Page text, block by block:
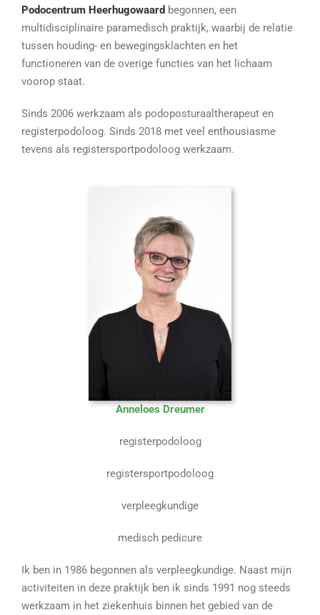
Podocentrum Heerhugowaard begonnen, een
multidisciplinaire paramedisch praktijk, waarbij de relatie
tussen houding- en bewegingsklachten en het
functioneren van de overige functies van het lichaam
voorop staat.
Sinds 2006 werkzaam als podoposturaaltherapeut en
registerpodoloog. Sinds 2018 met veel enthousiasme
tevens als registersportpodoloog werkzaam.
Anneloes Dreumer
registerpodoloog
registersportpodoloog
verpleegkundige
medisch pedicure
Ik ben in 1986 begonnen als verpleegkundige. Naast mijn
activiteiten in deze praktijk ben ik sinds 1991 nog steeds
werkzaam in het ziekenhuis binnen het gebied van de